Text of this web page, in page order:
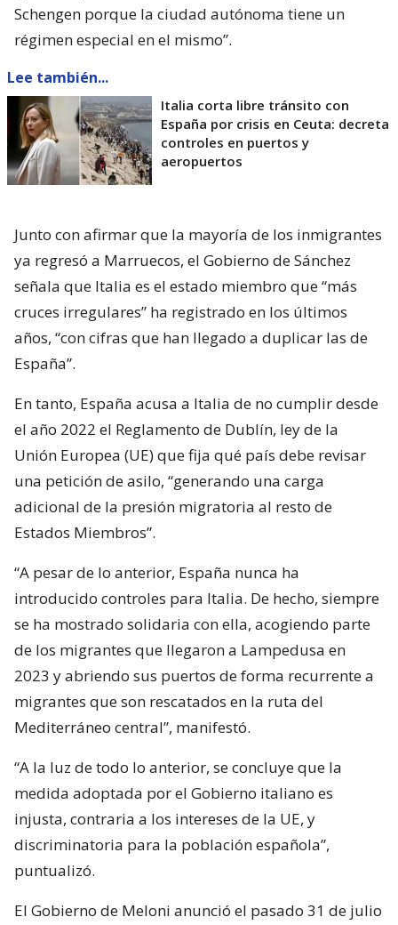
Schengen porque la ciudad autónoma tiene un
régimen especial en el mismo”.
Lee también...
Italia corta libre tránsito con
España por crisis en Ceuta: decreta
controles en puertos y
aeropuertos
Junto con afirmar que la mayoría de los inmigrantes
ya regresó a Marruecos, el Gobierno de Sánchez
señala que Italia es el estado miembro que “más
cruces irregulares” ha registrado en los últimos
años, “con cifras que han llegado a duplicar las de
España”.
En tanto, España acusa a Italia de no cumplir desde
el año 2022 el Reglamento de Dublín, ley de la
Unión Europea (UE) que fija qué país debe revisar
una petición de asilo, “generando una carga
adicional de la presión migratoria al resto de
Estados Miembros”.
“A pesar de lo anterior, España nunca ha
introducido controles para Italia. De hecho, siempre
se ha mostrado solidaria con ella, acogiendo parte
de los migrantes que llegaron a Lampedusa en
2023 y abriendo sus puertos de forma recurrente a
migrantes que son rescatados en la ruta del
Mediterráneo central”, manifestó.
“A la luz de todo lo anterior, se concluye que la
medida adoptada por el Gobierno italiano es
injusta, contraria a los intereses de la UE, y
discriminatoria para la población española”,
puntualizó.
El Gobierno de Meloni anunció el pasado 31 de julio